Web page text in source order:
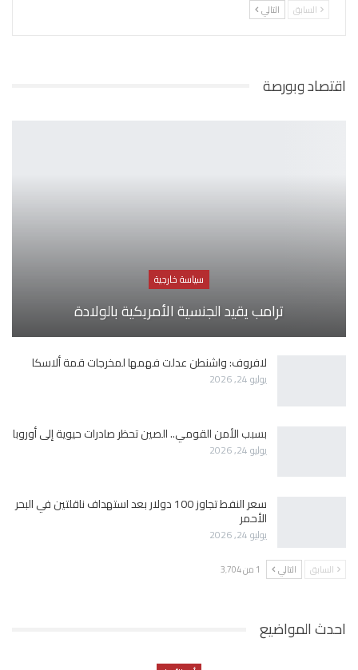
السابق التالي
اقتصاد وبورصة
سياسة خارجية
ترامب يقيد الجنسية الأمريكية بالولادة
لافروف: واشنطن عدلت فهمها لمخرجات قمة ألاسكا
يوليو 24, 2026
بسبب الأمن القومي.. الصين تحظر صادرات حيوية إلى أوروبا
يوليو 24, 2026
سعر النفط تجاوز 100 دولار بعد استهداف ناقلتين في البحر
الأحمر
يوليو 24, 2026
السابق التالي 1 من 3٬704
احدث المواضيع